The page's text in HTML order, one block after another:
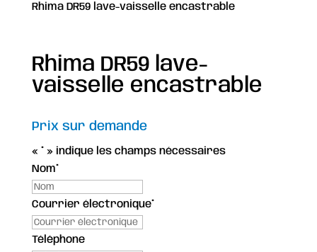
Rhima DR59 lave-vaisselle encastrable
Rhima DR59 lave-
vaisselle encastrable
Prix sur demande
« *» indique les champs nécessaires
Nom*
Courrier électronique*
Téléphone